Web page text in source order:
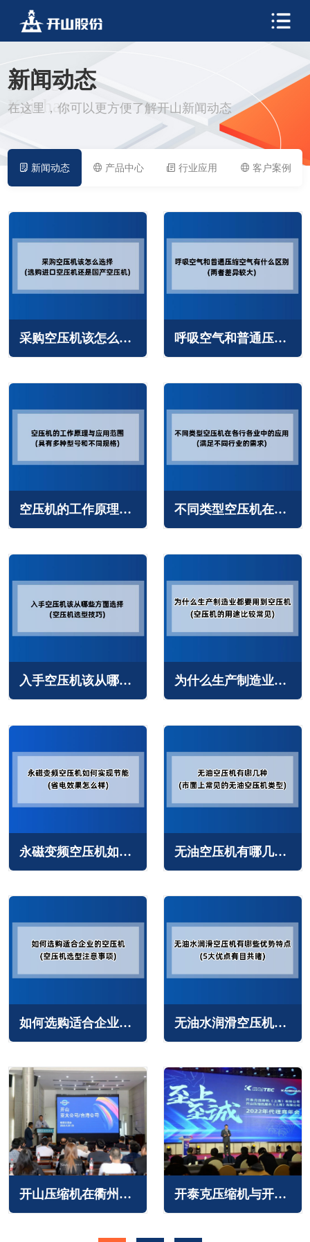
NEWS
Kaishan
新闻动态
在这里，你可以更方便了解开山新闻动态
新闻动态 产品中心 行业应用 客户案例
采购空压机该怎么选择(选购进口空压机还是国产空压机) 呼吸空气和普通压缩空气的区别(两者差异较大)
空压机的工作原理与应用范围(具有多种型号和不同规格) 不同类型空压机在各行各业中的应用(满足不同行业的需求)
入手空压机该从哪些方面选择(空压机选型技巧) 为什么生产制造业都要用到空压机(空压机的用途比较常见)
永磁变频空压机如何实现节能(省电效果怎么样) 无油空压机有哪几种(市面上常见的无油空压机类型)
如何选购适合企业的空压机(空压机选型注意事项) 无油水润滑空压机有哪些优势特点(5大优点有目共睹)
开山压缩机在衢州、重庆两地召开举办亚太地区代理商培训会 开泰克压缩机与开山压缩机公司联袂举办2022年度代理商大会